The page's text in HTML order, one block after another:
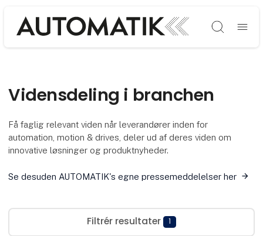
Søg
Vidensdeling i branchen
Få faglig relevant viden når leverandører inden for
automation, motion & drives, deler ud af deres viden om
innovative løsninger og produktnyheder.
Se desuden AUTOMATIK's egne pressemeddelelser her
Filtrér resultater 1